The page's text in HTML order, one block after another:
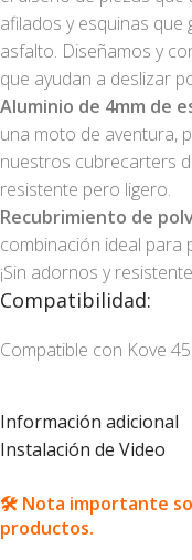
afilados y esquinas
asfalto. Diseñamos y
que ayudan a deslizar
Aluminio de 4mm de
una moto de aventura,
nuestros cubrecarters
resistente pero ligero.
Recubrimiento de
combinación ideal para
¡Sin adornos y
Compatibilidad:
Compatible con Kove
Información adicional
Instalación de Video
🛠️ Nota importante
productos.